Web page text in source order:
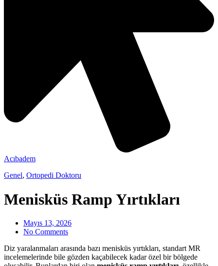
Acıbadem
Genel, Ortopedi Doktoru
Menisküs Ramp Yırtıkları
Mayıs 13, 2026
No Comments
Diz yaralanmaları arasında bazı menisküs yırtıkları, standart MR
incelemelerinde bile gözden kaçabilecek kadar özel bir bölgede